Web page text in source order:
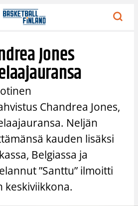
Jones
Chandrea Jones,
Neljän
kauden lisäksi
Belgiassa ja
”Santtu” ilmoitti
keskiviikkona.